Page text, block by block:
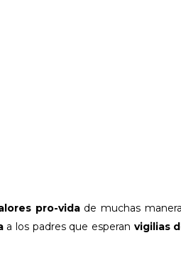
pro-vidade muchas
a los padres que esperan vigilias